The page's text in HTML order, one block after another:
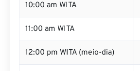
10:00 am WITA
11:00 am WITA
12:00 pm WITA (meio-dia)